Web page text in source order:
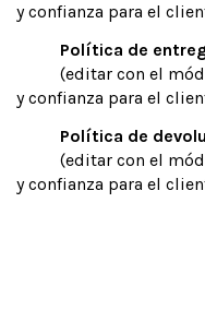
y confianza para el
Política de
(editar con el
y confianza para el
Política de
(editar con el
y confianza para el